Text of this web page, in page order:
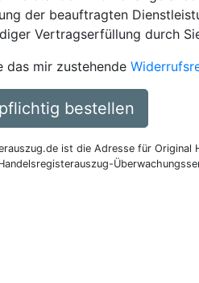
der beauftragten
Vertragserfüllung durch
das mir zustehende
bestellen
ist die Adresse für Original